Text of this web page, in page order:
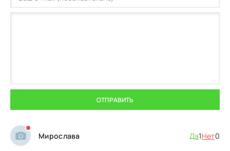
ОТПРАВИТЬ
Мирослава Да1Нет0